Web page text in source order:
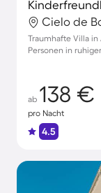
Cielo de
Traumhafte Villa
Personen in
ab 138 €
pro Nacht
4.5